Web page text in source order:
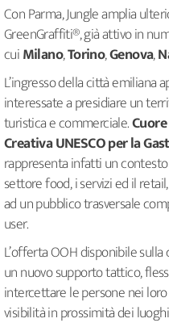
Con Parma, Jungle amplia
GreenGraffiti®, già attivo in
cuiMilano,Torino,Genova,
L’ingresso della città emiliana
interessate a presidiare un
turistica e commerciale.
Creativa UNESCO per la
rappresenta infatti un
settore food, i servizi ed il
ad un pubblico trasversale
user.
L’offerta OOH disponibile
un nuovo supporto tattico,
intercettare le persone nei
visibilità in prossimità dei